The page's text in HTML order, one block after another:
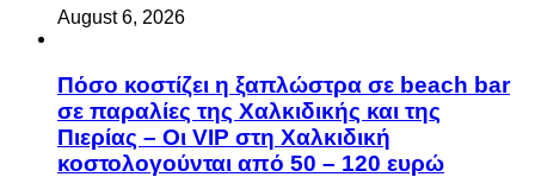
August 6, 2026
Πόσο κοστίζει η ξαπλώστρα σε beach bar
σε παραλίες της Χαλκιδικής και της
Πιερίας – Οι VIP στη Χαλκιδική
κοστολογούνται από 50 – 120 ευρώ